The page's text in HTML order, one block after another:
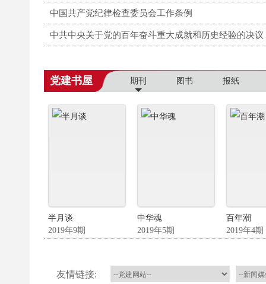
中国共产党纪律检查委员会工作条例
中共中央关于党的百年奋斗重大成就和历史经验的决议
党建书屋 期刊 图书 报纸
半月谈
2019年9期
中华魂
2019年5期
百年潮
2019年4期
友情链接: